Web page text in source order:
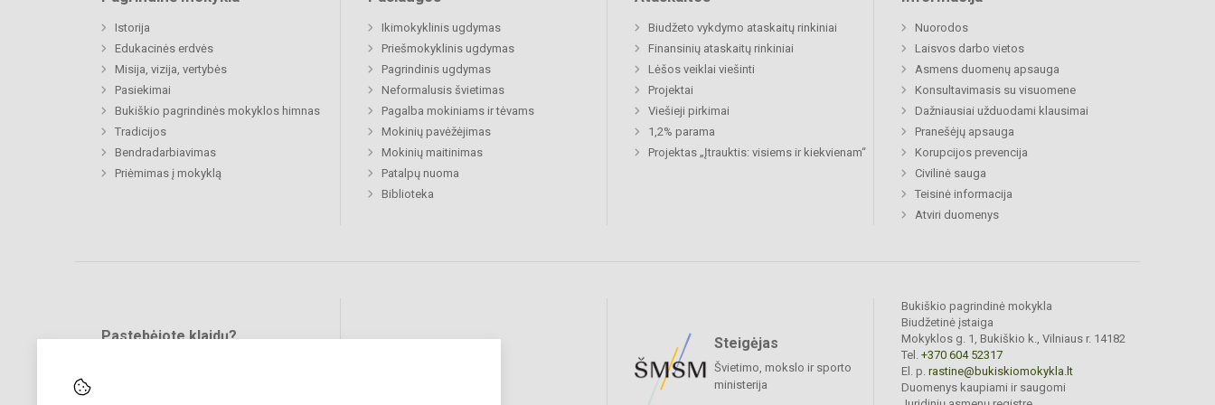
Istorija
Edukacinės erdvės
Misija, vizija, vertybės
Pasiekimai
Bukiškio pagrindinės mokyklos himnas
Tradicijos
Bendradarbiavimas
Priėmimas į mokyklą
Ikimokyklinis ugdymas
Priešmokyklinis ugdymas
Pagrindinis ugdymas
Neformalusis švietimas
Pagalba mokiniams ir tėvams
Mokinių pavėžėjimas
Mokinių maitinimas
Patalpų nuoma
Biblioteka
Biudžeto vykdymo ataskaitų rinkiniai
Finansinių ataskaitų rinkiniai
Lėšos veiklai viešinti
Projektai
Viešieji pirkimai
1,2% parama
Projektas „Įtrauktis: visiems ir kiekvienam“
Nuorodos
Laisvos darbo vietos
Asmens duomenų apsauga
Konsultavimasis su visuomene
Dažniausiai užduodami klausimai
Pranešėjų apsauga
Korupcijos prevencija
Civilinė sauga
Teisinė informacija
Atviri duomenys
Pastebėjote klaidų? Steigėjas
Švietimo, mokslo ir sporto
ministerija
Bukiškio pagrindinė mokykla
Biudžetinė įstaiga
Mokyklos g. 1, Bukiškio k., Vilniaus r. 14182
Tel. +370 604 52317
El. p. rastine@bukiskiomokykla.lt
Duomenys kaupiami ir saugomi